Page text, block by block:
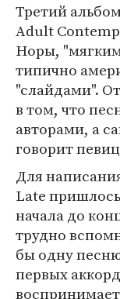
Третий
Adult
Норы,
типично
"слайдами".
в том, что
авторами, а
говорит
Для
Late
начала до
трудно
бы одну
первых